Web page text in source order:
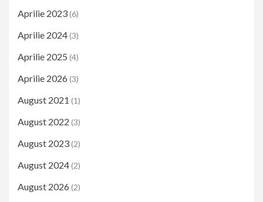
Aprilie 2023(6)
Aprilie 2024(3)
Aprilie 2025 (4)
Aprilie 2026 (3)
August 2021 (1)
August 2022 (3)
August 2023(2)
August 2024(2)
August 2026 (2)